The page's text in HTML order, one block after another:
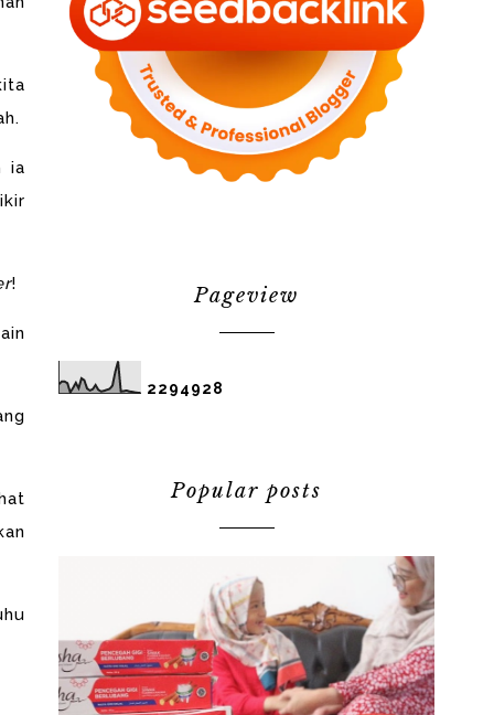
ia
! Pageview
2294928
Popular posts